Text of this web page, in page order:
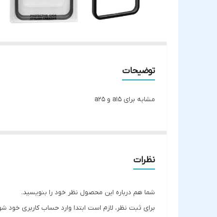
توضیحات
مشابه برای a15 و a25
نظرات
شما هم درباره این محصول نظر خود را بنویسید.
برای ثبت نظر، لازم است ابتدا وارد حساب کاربری خود